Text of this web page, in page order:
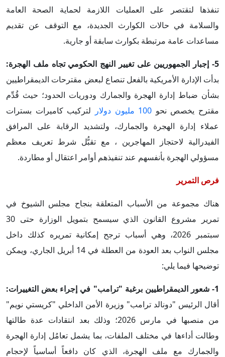
تنفذها لتقتصر على العمليات اللازمة لحماية الصحة العامة
والسلامة في حالات الكوارث الجديدة، مع التوقف عن تقديم
مساعدات عامة مرتبطة بكوارث سابقة أو جارية.
5- إجبار الجمهوريين على تغيير النهج الحكومي تجاه ملف الهجرة:
بدأت الإدارة الأمريكية بالفعل تنصاع لبعض مقترحات الديمقراطيين
بشأن ضباط إدارة الهجرة والجمارك ودوريات الحدود؛ حيث قُدِّم
مقترح يخصص نحو 100 مليون دولار
لتركيب كاميرات بسترات
عملاء إدارة الهجرة والجمارك، ولتشديد الرقابة على المرافق
الفيدرالية لاحتجاز المهاجرين ، مع تقبُّل شرط تعريف معظم
مسؤولي الهجرة بأنفسهم عند تنفيذهم أوامر اعتقال أو مطاردة.
فرص التمرير
هناك مجموعة من الأسباب المتعلقة بنجاح مجلس الشيوخ في
تمرير مشروع القانون الذي سيسمح بتمويل الوزارة حتى 30
سبتمبر 2026، وهي أسباب ترجح إمكانية تمريره كذلك داخل
مجلس النواب بعد العودة من العطلة في 14 أبريل الجاري، ويمكن
توضيحها فيما يلي:
1- شعور الديمقراطيين برغبة "ترامب" في إجراء بعض التغييرات:
أقال الرئيس "دونالد ترامب" وزيرة الأمن الداخلي "كريستي نويم"
من منصبها في مارس 2026؛ وذلك بعد انتقادات عدة طالتها
وطالت أداءها في مختلف الملفات، بما يشمل تعامُل إدارة الهجرة
والجمارك مع ملف الهجرة، الذي كان دافعاً أساسياً لإحجام